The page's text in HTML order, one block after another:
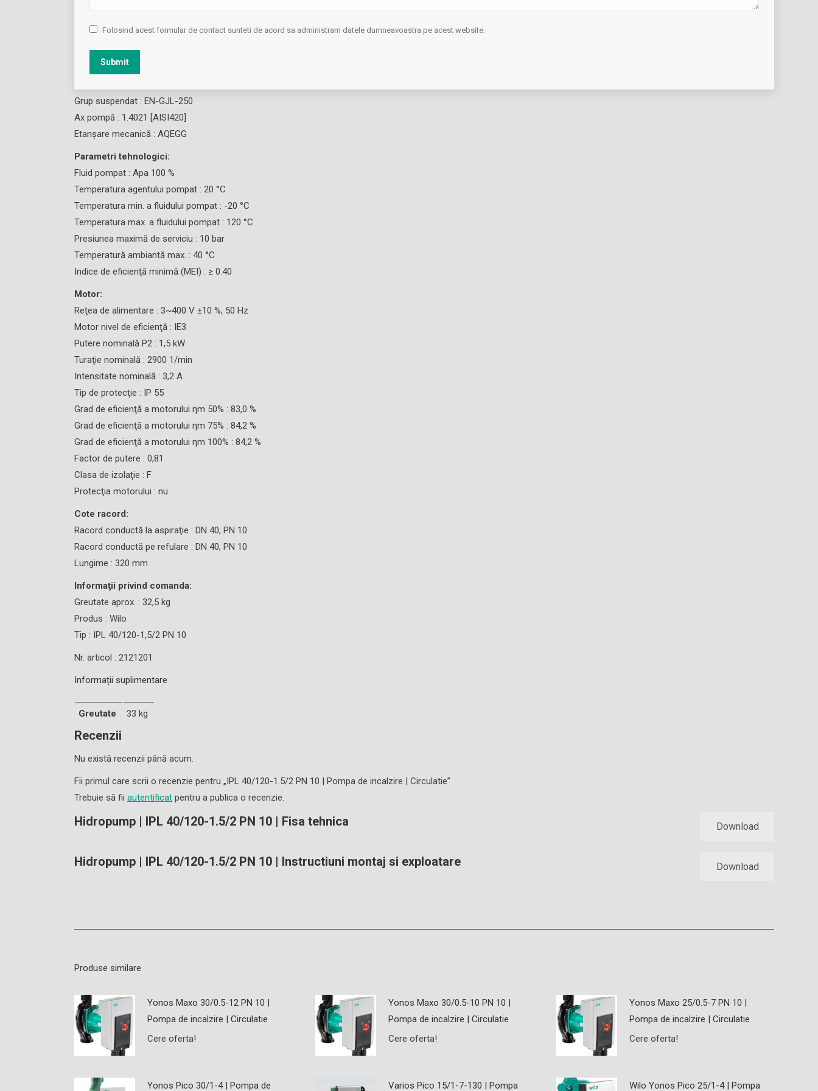
cavitaţia pompei.
Flanşă cu prize de presiune R 1/8. Carcasa pompei şi mantaua de etanşare acoperite prin cataforeză.
Materiale:
Carcasa pompei : EN-GJL-250
Grup suspendat : EN-GJL-250
Ax pompă : 1.4021 [AISI420]
Etanşare mecanică : AQEGG
Parametri tehnologici:
Fluid pompat : Apa 100 %
Temperatura agentului pompat : 20 °C
Temperatura min. a fluidului pompat : -20 °C
Temperatura max. a fluidului pompat : 120 °C
Presiunea maximă de serviciu : 10 bar
Temperatură ambiantă max. : 40 °C
Indice de eficienţă minimă (MEI) : ≥ 0.40
Motor:
Reţea de alimentare : 3~400 V ±10 %, 50 Hz
Motor nivel de eficienţă : IE3
Putere nominală P2 : 1,5 kW
Turaţie nominală : 2900 1/min
Intensitate nominală : 3,2 A
Tip de protecţie : IP 55
Grad de eficienţă a motorului ηm 50% : 83,0 %
Grad de eficienţă a motorului ηm 75% : 84,2 %
Grad de eficienţă a motorului ηm 100% : 84,2 %
Factor de putere : 0,81
Clasa de izolaţie : F
Protecţia motorului : nu
Cote racord:
Racord conductă la aspiraţie : DN 40, PN 10
Racord conductă pe refulare : DN 40, PN 10
Lungime : 320 mm
Informaţii privind comanda:
Greutate aprox. : 32,5 kg
Produs : Wilo
Tip : IPL 40/120-1,5/2 PN 10
Nr. articol : 2121201
Informații suplimentare
Greutate 33 kg
Recenzii
Nu există recenzii până acum.
Fii primul care scrii o recenzie pentru „IPL 40/120-1.5/2 PN 10 | Pompa de incalzire | Circulatie”
Trebuie să fii autentificat pentru a publica o recenzie.
Hidropump | IPL 40/120-1.5/2 PN 10 | Fisa tehnica Download
Hidropump | IPL 40/120-1.5/2 PN 10 | Instructiuni montaj si exploatare Download
Produse similare
Yonos Maxo 30/0.5-12 PN 10 |
Pompa de incalzire | Circulatie
Cere oferta!
Yonos Maxo 30/0.5-10 PN 10 |
Pompa de incalzire | Circulatie
Cere oferta!
Yonos Maxo 25/0.5-7 PN 10 |
Pompa de incalzire | Circulatie
Cere oferta!
Yonos Pico 30/1-4 | Pompa de Varios Pico 15/1-7-130 | Pompa Wilo Yonos Pico 25/1-4 | Pompa
Folosind acest formular de contact sunteti de acord sa administram datele dumneavoastra pe acest website.
Submit